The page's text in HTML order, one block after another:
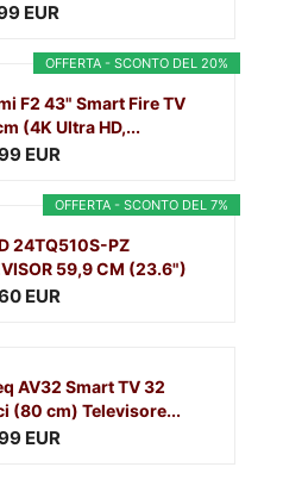
EUR
OFFERTA - SCONTO DEL 20%
F2 43" Smart Fire TV
(4K Ultra HD,...
EUR
OFFERTA - SCONTO DEL 7%
24TQ510S-PZ
59,9 CM (23.6")
EUR
AV32 Smart TV 32
(80 cm) Televisore...
EUR